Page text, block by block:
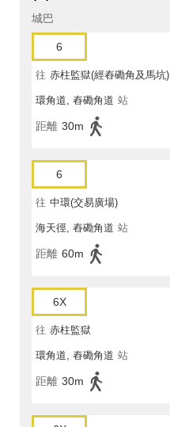
城巴
6
往 赤柱監獄(經舂磡角及馬坑)
環角道, 舂磡角道 站
距離 30m
6
往 中環(交易廣場)
海天徑, 舂磡角道 站
距離 60m
6X
往 赤柱監獄
環角道, 舂磡角道 站
距離 30m